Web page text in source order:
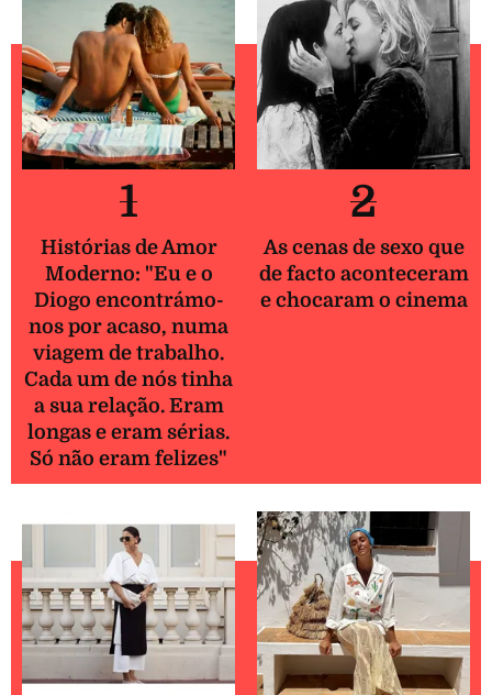
1
Histórias de Amor
Moderno: "Eu e o
Diogo encontrámo-
nos por acaso, numa
viagem de trabalho.
Cada um de nós tinha
a sua relação. Eram
longas e eram sérias.
Só não eram felizes"
2
As cenas de sexo que
de facto aconteceram
e chocaram o cinema